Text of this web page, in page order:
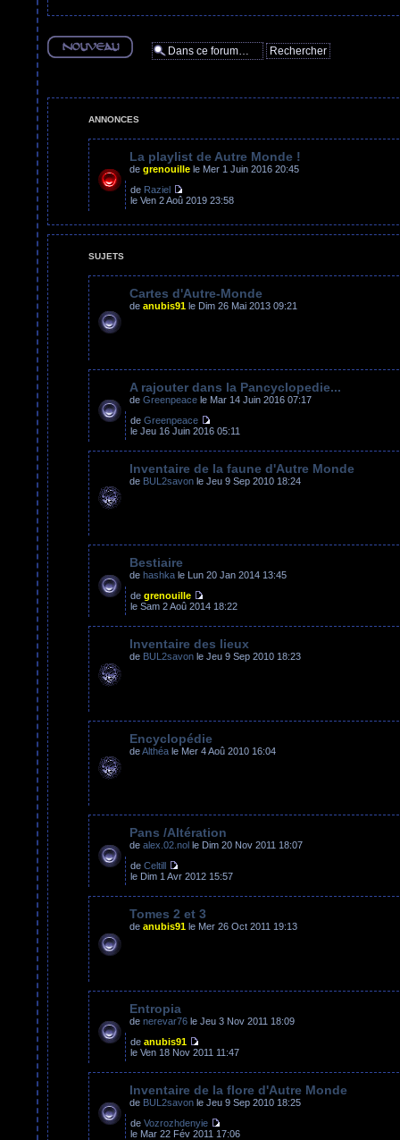
ANNONCES
La playlist de Autre Monde !
de grenouillele Mer 1 Juin 2016 20:45
de Raziel
le Ven 2 Aoû 2019 23:58
SUJETS
Cartes d'Autre-Monde
de anubis91le Dim 26 Mai 2013 09:21
A rajouter dans la Pancyclopedie...
de Greenpeacele Mar 14 Juin 2016 07:17
de Greenpeace
le Jeu 16 Juin 2016 05:11
Inventaire de la faune d'Autre Monde
de BUL2savonle Jeu 9 Sep 2010 18:24
Bestiaire
de hashkale Lun 20 Jan 2014 13:45
de grenouille
le Sam 2 Aoû 2014 18:22
Inventaire des lieux
de BUL2savonle Jeu 9 Sep 2010 18:23
Encyclopédie
deAlthéale Mer 4 Aoû 2010 16:04
Pans /Altération
de alex.02.nolle Dim 20 Nov 2011 18:07
de Celtill
le Dim 1 Avr 2012 15:57
Tomes 2 et 3
de anubis91le Mer 26 Oct 2011 19:13
Entropia
de nerevar76le Jeu 3 Nov 2011 18:09
de anubis91
le Ven 18 Nov 2011 11:47
Inventaire de la flore d'Autre Monde
de BUL2savonle Jeu 9 Sep 2010 18:25
de Vozrozhdenyie
le Mar 22 Fév 2011 17:06